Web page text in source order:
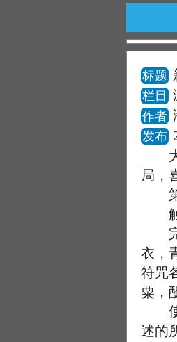
标题
栏目
作者
发布
大
局，
第
触
完
衣，
符咒
粟，
使
述的